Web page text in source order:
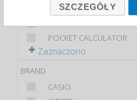
GRAPHING CALCULATOR
OFFICE CALCULATOR
POCKET CALCULATOR
Zaznaczono
BRAND
CASIO
SZCZEGÓŁY